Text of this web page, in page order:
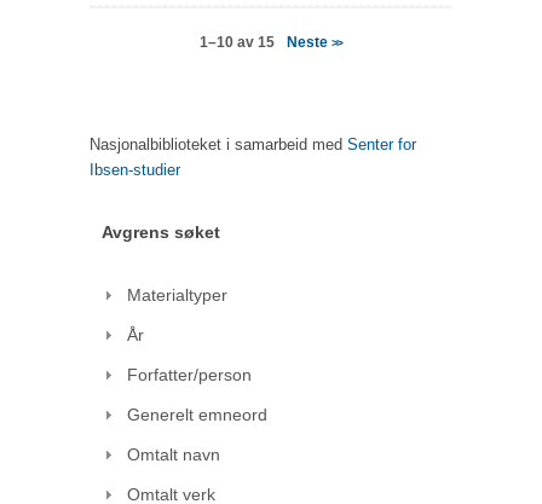
1–10 av 15 Neste>>
Nasjonalbiblioteket i samarbeid med Senter for
Ibsen-studier
Avgrens søket
Materialtyper
År
Forfatter/person
Generelt emneord
Omtalt navn
Omtalt verk